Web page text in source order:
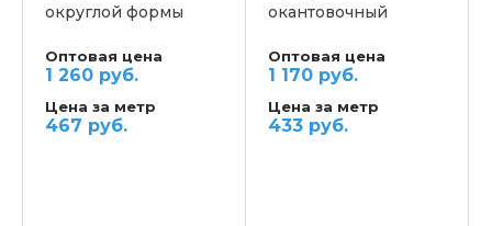
округлой формы
Оптовая цена
1 260 руб.
Цена за метр
467 руб.
окантовочный
Оптовая цена
1 170 руб.
Цена за метр
433 руб.